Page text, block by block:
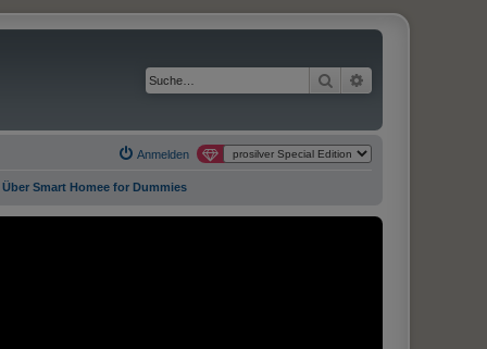
Suche
Anmelden
Über Smart Homee for Dummies